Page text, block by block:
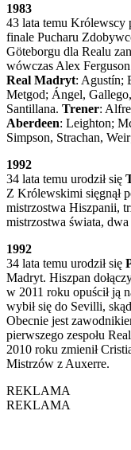
1983
43 lata temu Królewscy
finale Pucharu
Göteborgu dla Realu
wówczas Alex
Real Madryt: Agustín;
Metgod; Ángel,
Santillana. Trener:
Aberdeen: Leighton;
Simpson, Strachan,
1992
34 lata temu urodził się
Z Królewskimi sięgnął
mistrzostwa Hiszpanii,
mistrzostwa świata,
1992
34 lata temu urodził się
Madryt. Hiszpan
w 2011 roku opuścił ją
wybił się do Sevilli,
Obecnie jest
pierwszego zespołu
2010 roku zmienił
Mistrzów z Auxerre.
REKLAMA
REKLAMA